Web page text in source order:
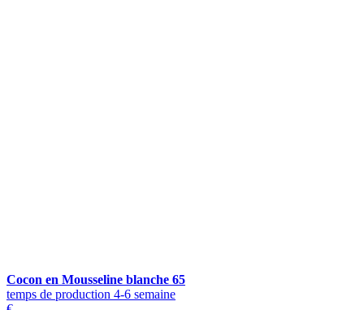
Cocon en Mousseline blanche 65
temps de production 4-6 semaine